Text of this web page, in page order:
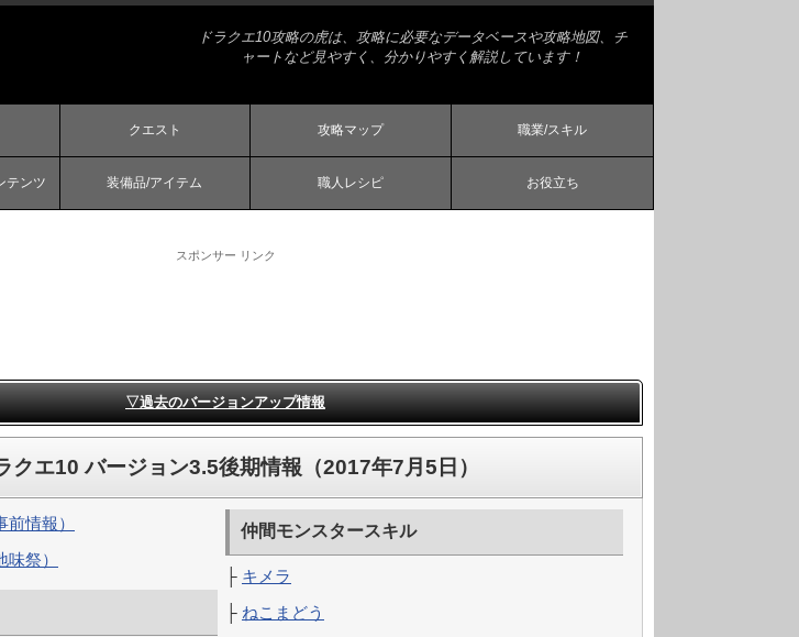
ドラクエ10攻略の虎は、攻略に必要なデータベースや攻略地図、チ
ャートなど見やすく、分かりやすく解説しています！
クエスト 攻略マップ 職業/スキル
テンツ 装備品/アイテム 職人レシピ お役立ち
スポンサー リンク
▽過去のバージョンアップ情報
クエ10 バージョン3.5後期情報（2017年7月5日）
情報）
祭）
仲間モンスタースキル
├ キメラ
├ ねこまどう